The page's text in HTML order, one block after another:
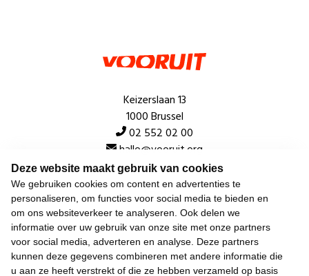
Deze website maakt gebruik van cookies
We gebruiken cookies om content en advertenties te
personaliseren, om functies voor social media te bieden en
om ons websiteverkeer te analyseren. Ook delen we
informatie over uw gebruik van onze site met onze partners
voor social media, adverteren en analyse. Deze partners
kunnen deze gegevens combineren met andere informatie die
u aan ze heeft verstrekt of die ze hebben verzameld op basis
Keizerslaan 13
1000 Brussel
02 552 02 00
hallo@vooruit.org
Snel
Over de beweging
Algemeen